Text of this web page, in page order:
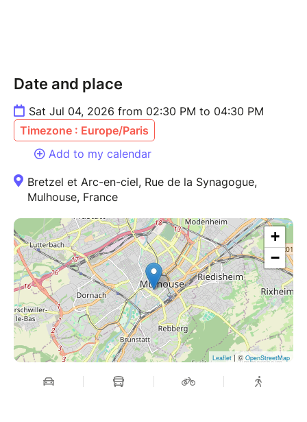
Date and place
Sat Jul 04, 2026 from 02:30 PM to 04:30 PM
Timezone : Europe/Paris
Add to my calendar
Bretzel et Arc-en-ciel, Rue de la Synagogue,
Mulhouse, France
+
−
Leaflet | © OpenStreetMap